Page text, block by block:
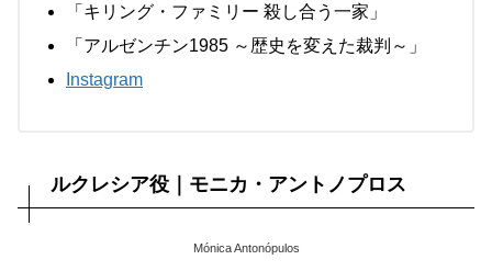
「キリング・ファミリー 殺し合う一家」
「アルゼンチン1985 ～歴史を変えた裁判～」
Instagram
ルクレシア役｜モニカ・アントノプロス
Mónica Antonópulos